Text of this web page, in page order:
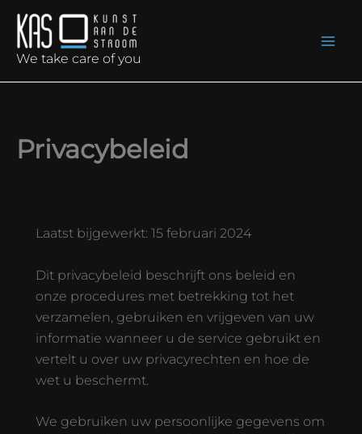
naar
We take care of you
Privacybeleid
Laatst bijgewerkt: 15 februari 2024
Dit privacybeleid beschrijft ons beleid en
onze procedures met betrekking tot het
verzamelen, gebruiken en vrijgeven van uw
informatie wanneer u de service gebruikt en
vertelt u over uw privacyrechten en hoe de
wet u beschermt.
We gebruiken uw persoonlijke gegevens om